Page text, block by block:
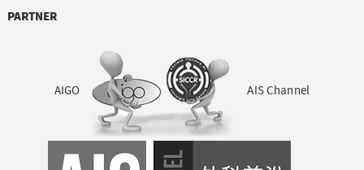
PARTNER
AIGO AIS Channel